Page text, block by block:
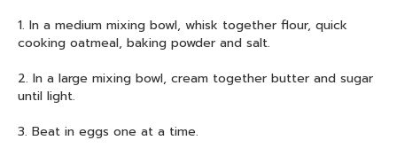
1. In a medium mixing bowl, whisk together flour, quick
cooking oatmeal, baking powder and salt.
2. In a large mixing bowl, cream together butter and sugar
until light.
3. Beat in eggs one at a time.